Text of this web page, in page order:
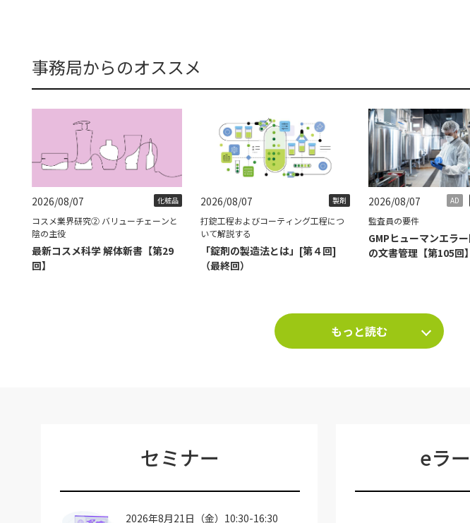
事務局からのオススメ
2026/08/07 化粧品
コスメ業界研究② バリューチェーンと
陰の主役
最新コスメ科学 解体新書【第29
回】
2026/08/07 製剤
打錠工程およびコーティング工程につ
いて解説する
「錠剤の製造法とは」[第４回]
（最終回）
2026/08/07 AD
監査員の要件
GMPヒューマンエラ
の文書管理【第105回】
もっと読む
セミナー
2026年8月21日（金）10:30-16:30
eラ